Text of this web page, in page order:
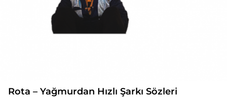
Rota – Yağmurdan Hızlı Şarkı Sözleri